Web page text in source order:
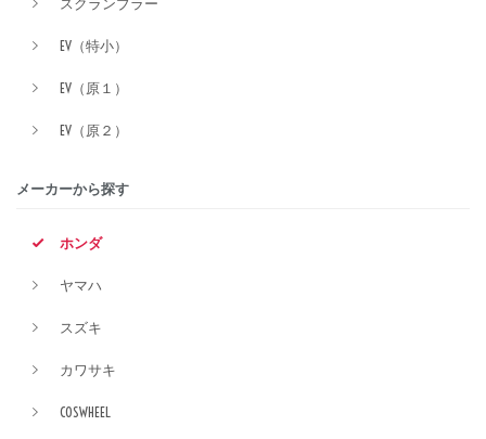
EV（特小）
EV（原１）
EV（原２）
メーカーから探す
ホンダ
ヤマハ
スズキ
カワサキ
COSWHEEL